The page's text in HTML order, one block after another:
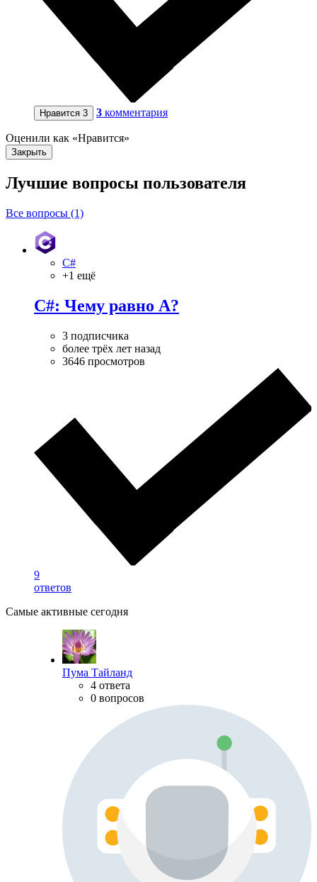
Нравится 3 3 комментария
Оценили как «Нравится»
Закрыть
Лучшие вопросы пользователя
Все вопросы (1)
C#
+1 ещё
C#: Чему равно A?
3 подписчика
более трёх лет назад
3646 просмотров
9
ответов
Самые активные сегодня
Пума Тайланд
4 ответа
0 вопросов